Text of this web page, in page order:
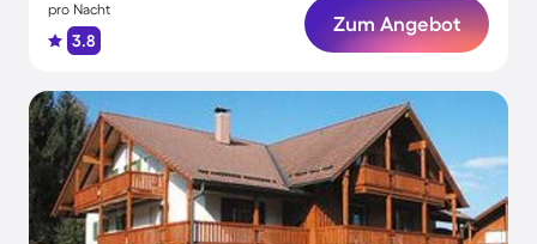
pro Nacht
3.8
Zum Angebot